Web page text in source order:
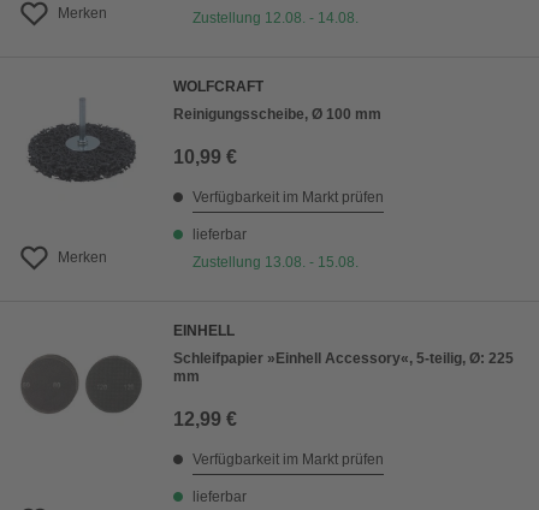
Merken
Zustellung 12.08. - 14.08.
Merken
WOLFCRAFT
Reinigungsscheibe, Ø 100 mm
10,99 €
Verfügbarkeit im Markt prüfen
lieferbar
Zustellung 13.08. - 15.08.
EINHELL
Schleifpapier »Einhell Accessory«, 5-teilig, Ø: 225
mm
12,99 €
Verfügbarkeit im Markt prüfen
lieferbar